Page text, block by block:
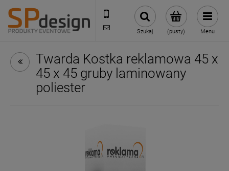
221002030
sklep@reklamydrukarnia.pl
(pusty)
Szukaj Menu
Twarda Kostka reklamowa 45 x
45 x 45 gruby laminowany
poliester